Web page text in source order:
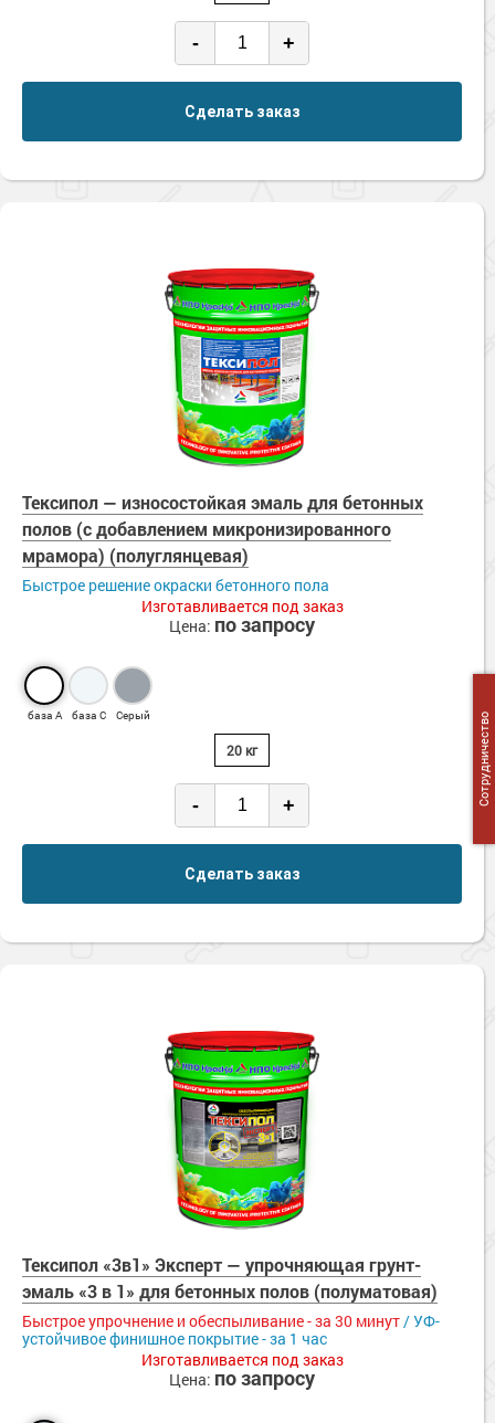
- +
Сделать заказ
Тексипол — износостойкая эмаль для бетонных
полов (с добавлением микронизированного
мрамора) (полуглянцевая)
Быстрое решение окраски бетонного пола
Изготавливается под заказ
Цена: по запросу
база А база С Серый
20 кг
- +
Сделать заказ
Тексипол «3в1» Эксперт — упрочняющая грунт-
эмаль «3 в 1» для бетонных полов (полуматовая)
Быстрое упрочнение и обеспыливание - за 30 минут/ УФ-
устойчивое финишное покрытие - за 1 час
Изготавливается под заказ
Цена: по запросу
Сотрудничество